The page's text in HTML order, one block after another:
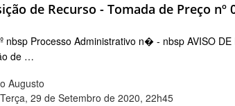
de Recurso - Tomada de Preço nº
nbsp Processo Administrativo n� - nbsp AVISO
de …
Augusto
29 de Setembro de 2020, 22h45